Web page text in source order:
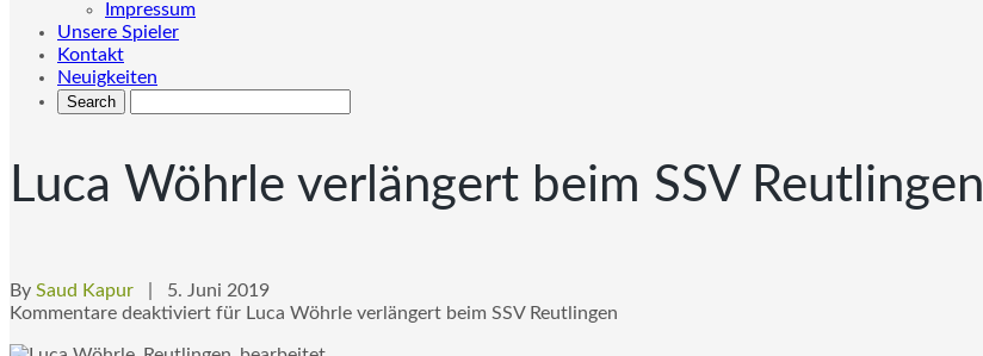
Impressum
Unsere Spieler
Kontakt
Neuigkeiten
Luca Wöhrle verlängert beim SSV Reutlingen
By Saud Kapur | 5. Juni 2019
Kommentare deaktiviert für Luca Wöhrle verlängert beim SSV Reutlingen